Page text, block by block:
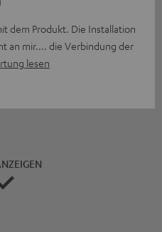
dem Produkt. Die Installation
an mir.... die Verbindung der
lesen